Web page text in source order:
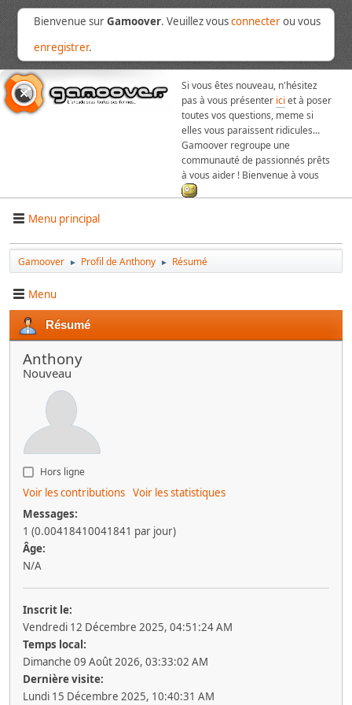
Bienvenue surGamoover. Veuillez vousconnecterou vous
enregistrer.
Si vous êtes nouveau, n'hésitez
pas à vous présenter ici et à poser
toutes vos questions, meme si
elles vous paraissent ridicules...
Gamoover regroupe une
communauté de passionnés prêts
à vous aider ! Bienvenue à vous
Menu principal
Gamoover ► Profil de Anthony ► Résumé
Menu
Résumé
Anthony
Nouveau
Hors ligne
Voir les contributions Voir les statistiques
Messages:
1 (0.00418410041841 par jour)
Âge:
N/A
Inscrit le:
Vendredi 12 Décembre 2025, 04:51:24 AM
Temps local:
Dimanche 09 Août 2026, 03:33:02 AM
Dernière visite:
Lundi 15 Décembre 2025, 10:40:31 AM